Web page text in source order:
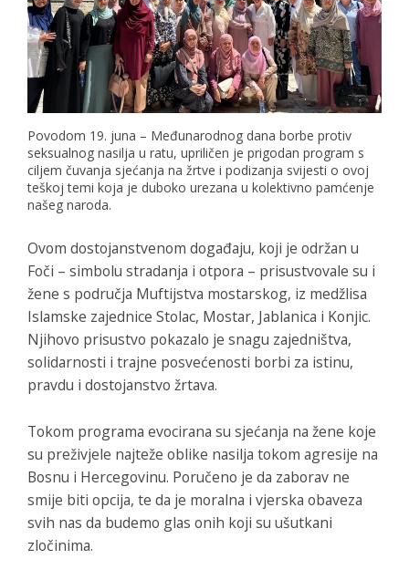
Povodom 19. juna – Međunarodnog dana borbe protiv
seksualnog nasilja u ratu, upriličen je prigodan program s
ciljem čuvanja sjećanja na žrtve i podizanja svijesti o ovoj
teškoj temi koja je duboko urezana u kolektivno pamćenje
našeg naroda.
Ovom dostojanstvenom događaju, koji je održan u
Foči – simbolu stradanja i otpora – prisustvovale su i
žene s područja Muftijstva mostarskog, iz medžlisa
Islamske zajednice Stolac, Mostar, Jablanica i Konjic.
Njihovo prisustvo pokazalo je snagu zajedništva,
solidarnosti i trajne posvećenosti borbi za istinu,
pravdu i dostojanstvo žrtava.
Tokom programa evocirana su sjećanja na žene koje
su preživjele najteže oblike nasilja tokom agresije na
Bosnu i Hercegovinu. Poručeno je da zaborav ne
smije biti opcija, te da je moralna i vjerska obaveza
svih nas da budemo glas onih koji su ušutkani
zločinima.